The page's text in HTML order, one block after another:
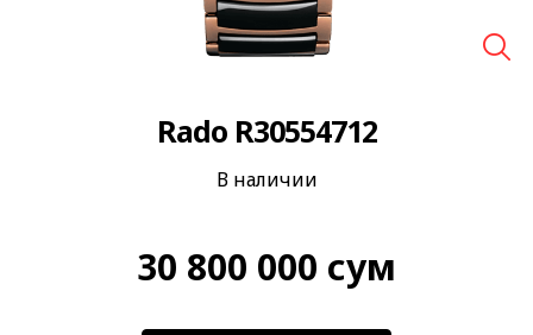
Rado R30554712
В наличии
30 800 000 сум